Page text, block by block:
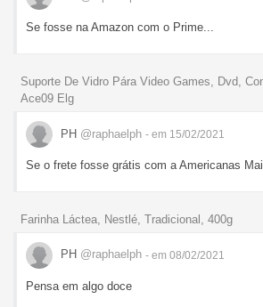
Se fosse na Amazon com o Prime...
Suporte De Vidro Pára Video Games, Dvd,
Ace09 Elg
PH @raphaelph - em 15/02/2021
Se o frete fosse grátis com a Americanas
Farinha Láctea, Nestlé, Tradicional, 400g
PH @raphaelph - em 08/02/2021
Pensa em algo doce